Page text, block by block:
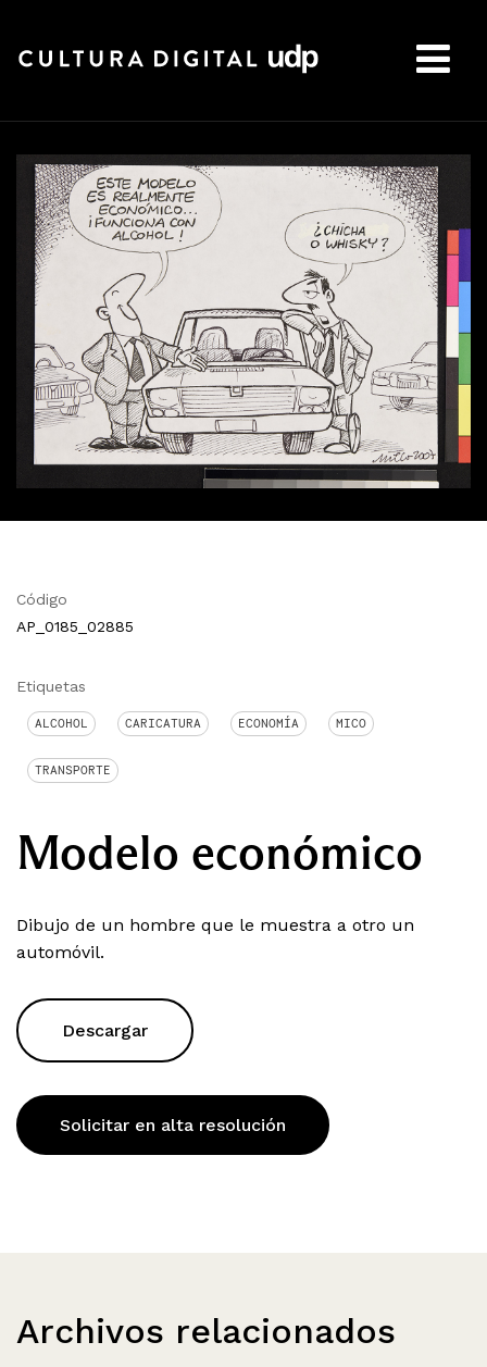
Código
AP_0185_02885
Etiquetas
ALCOHOL CARICATURA ECONOMÍA MICO
TRANSPORTE
Modelo económico
Dibujo de un hombre que le muestra a otro un
automóvil.
Descargar
Solicitar en alta resolución
Archivos relacionados